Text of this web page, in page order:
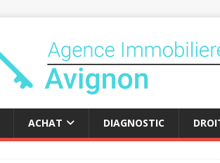
ACHAT DIAGNOSTIC